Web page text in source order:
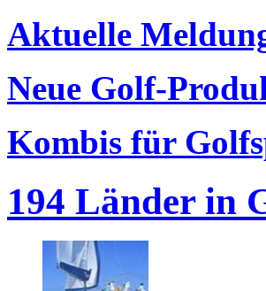
Aktuelle
Neue Golf-
Kombis für
194 Länder in